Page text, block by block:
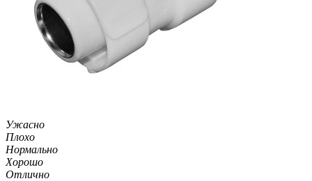
Ужасно
Плохо
Нормально
Хорошо
Отлично